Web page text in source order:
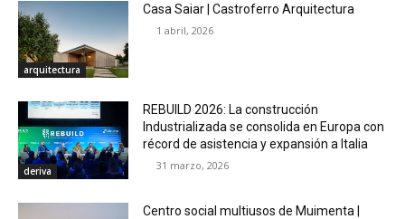
arquitectura
Casa Saiar | Castroferro Arquitectura
1 abril, 2026
deriva
REBUILD 2026: La construcción
Industrializada se consolida en Europa con
récord de asistencia y expansión a Italia
31 marzo, 2026
Centro social multiusos de Muimenta |